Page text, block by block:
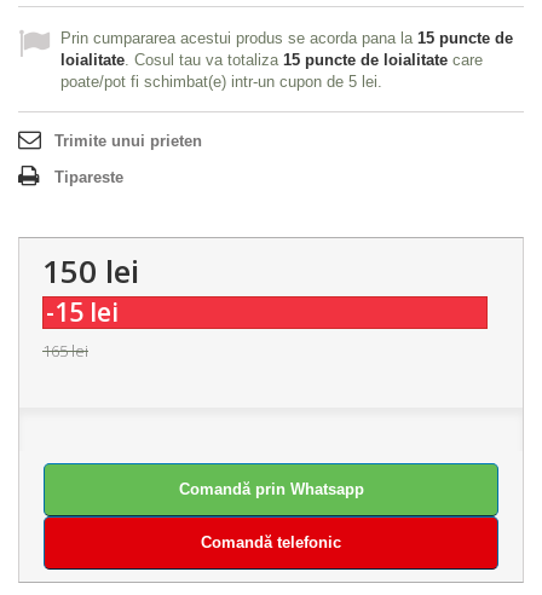
Prin cumpararea acestui produs se acorda pana la 15 puncte de
loialitate . Cosul tau va totaliza 15 puncte de loialitate care
poate/pot fi schimbat(e) intr-un cupon de 5 lei
Trimite unui prieten
Tipareste
150 lei
-15 lei
165 lei
Comandă prin Whatsapp
Comandă telefonic